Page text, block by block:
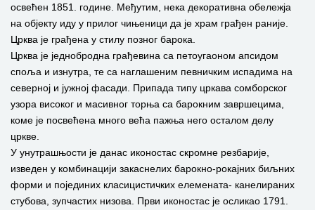
освећен 1851. године. Међутим, нека декоративна обележја
на објекту иду у прилог чињеници да је храм грађен раније.
Црква је грађена у стилу позног барока.
Црква је једнобродна грађевина са петоугаоном апсидом
споља и изнутра, те са наглашеним певничким испадима на
северној и јужној фасади. Припада типу цркава сомборског
узора високог и масивног торња са барокним завршецима,
коме је посвећена много већа пажња него осталом делу
цркве.
У унутрашњости је данас иконостас скромне резбарије,
изведен у комбинацији закаснелих барокно-рокајних биљних
форми и појединих класицистичких елемената- канелираних
стубова, зупчастих низова. Први иконостас је осликао 1791.